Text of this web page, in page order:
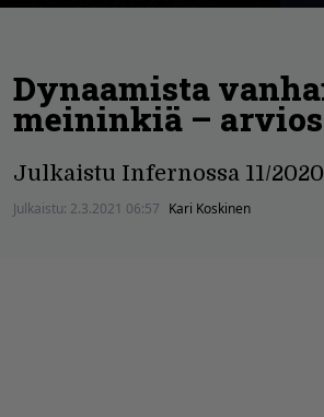
Dynaamista
meininkiä –
Julkaistu Infernossa 11/
Julkaistu: 2.3.2021 06:57 Kari Koskinen